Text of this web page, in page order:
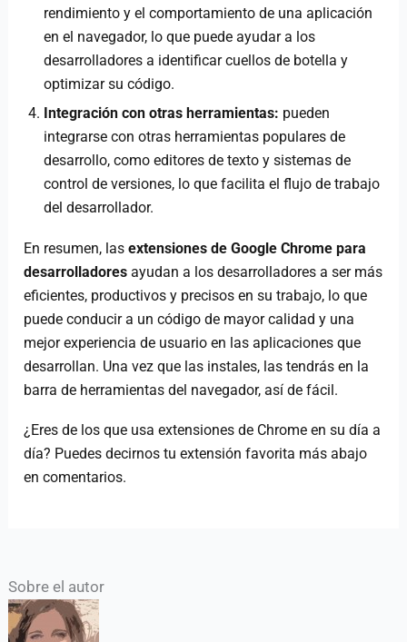
rendimiento y el comportamiento de una aplicación
en el navegador, lo que puede ayudar a los
desarrolladores a identificar cuellos de botella y
optimizar su código.
Integración con otras herramientas: pueden
integrarse con otras herramientas populares de
desarrollo, como editores de texto y sistemas de
control de versiones, lo que facilita el flujo de trabajo
del desarrollador.
En resumen, lasextensiones de Google Chrome para
desarrolladores ayudan a los desarrolladores a ser más
eficientes, productivos y precisos en su trabajo, lo que
puede conducir a un código de mayor calidad y una
mejor experiencia de usuario en las aplicaciones que
desarrollan. Una vez que las instales, las tendrás en la
barra de herramientas del navegador, así de fácil.
¿Eres de los que usa extensiones de Chrome en su día a
día? Puedes decirnos tu extensión favorita más abajo
en comentarios.
Sobre el autor